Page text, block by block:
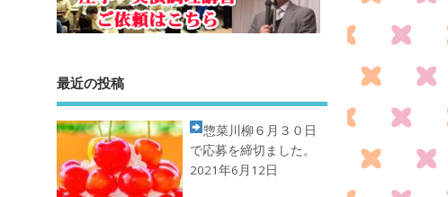
最近の投稿
惣菜川柳 ６月３０日
で応募を締切ました。
2021年6月12日